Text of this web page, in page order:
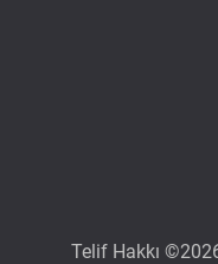
Telif Hakkı